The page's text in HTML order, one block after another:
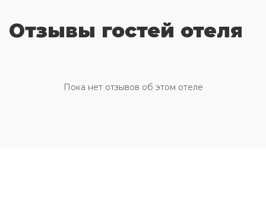
Отзывы гостей отеля
Пока нет отзывов об этом отеле